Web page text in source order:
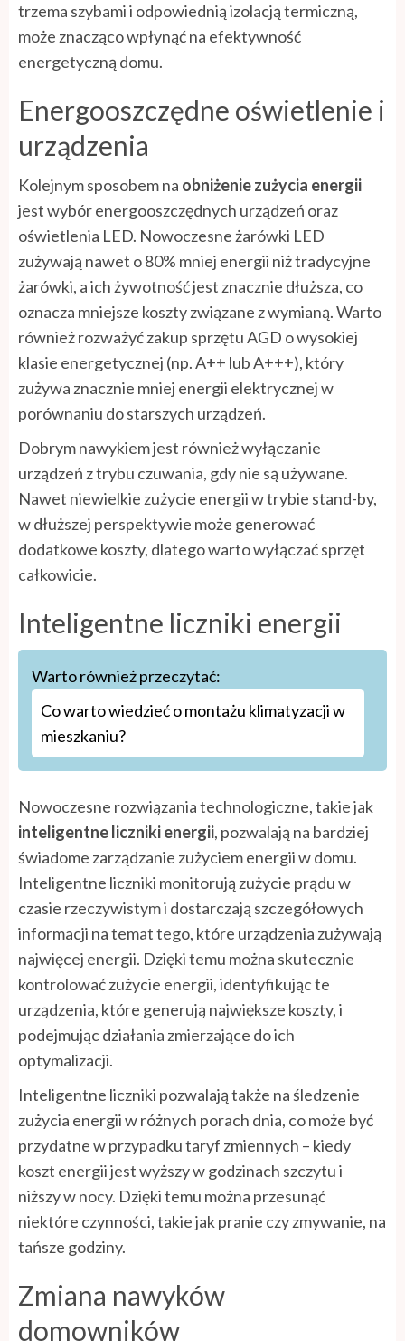
trzema szybami i odpowiednią izolacją termiczną,
może znacząco wpłynąć na efektywność
energetyczną domu.
Energooszczędne oświetlenie i
urządzenia
Kolejnym sposobem na obniżenie zużycia energii
jest wybór energooszczędnych urządzeń oraz
oświetlenia LED. Nowoczesne żarówki LED
zużywają nawet o 80% mniej energii niż tradycyjne
żarówki, a ich żywotność jest znacznie dłuższa, co
oznacza mniejsze koszty związane z wymianą. Warto
również rozważyć zakup sprzętu AGD o wysokiej
klasie energetycznej (np. A++ lub A+++), który
zużywa znacznie mniej energii elektrycznej w
porównaniu do starszych urządzeń.
Dobrym nawykiem jest również wyłączanie
urządzeń z trybu czuwania, gdy nie są używane.
Nawet niewielkie zużycie energii w trybie stand-by,
w dłuższej perspektywie może generować
dodatkowe koszty, dlatego warto wyłączać sprzęt
całkowicie.
Inteligentne liczniki energii
Warto również przeczytać:
Co warto wiedzieć o montażu klimatyzacji w
mieszkaniu?
Nowoczesne rozwiązania technologiczne, takie jak
inteligentne liczniki energii, pozwalają na bardziej
świadome zarządzanie zużyciem energii w domu.
Inteligentne liczniki monitorują zużycie prądu w
czasie rzeczywistym i dostarczają szczegółowych
informacji na temat tego, które urządzenia zużywają
najwięcej energii. Dzięki temu można skutecznie
kontrolować zużycie energii, identyfikując te
urządzenia, które generują największe koszty, i
podejmując działania zmierzające do ich
optymalizacji.
Inteligentne liczniki pozwalają także na śledzenie
zużycia energii w różnych porach dnia, co może być
przydatne w przypadku taryf zmiennych – kiedy
koszt energii jest wyższy w godzinach szczytu i
niższy w nocy. Dzięki temu można przesunąć
niektóre czynności, takie jak pranie czy zmywanie, na
tańsze godziny.
Zmiana nawyków
domowników